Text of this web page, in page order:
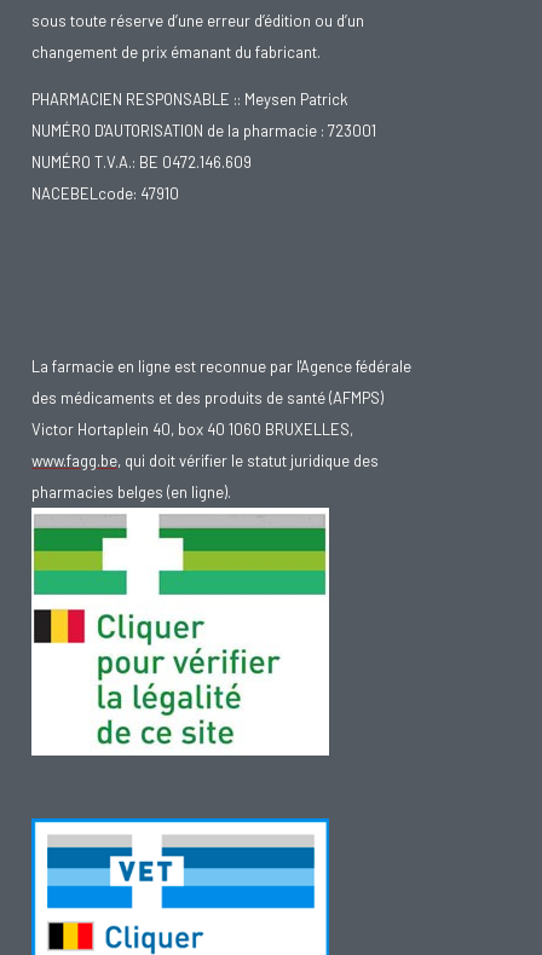
sous toute réserve d’une erreur d’édition ou d’un
changement de prix émanant du fabricant.
PHARMACIEN RESPONSABLE :: Meysen Patrick
NUMÉRO D'AUTORISATION de la pharmacie : 723001
NUMÉRO T.V.A.: BE 0472.146.609
NACEBELcode: 47910
La farmacie en ligne est reconnue par l'Agence fédérale
des médicaments et des produits de santé (AFMPS)
Victor Hortaplein 40, box 40 1060 BRUXELLES,
www.fagg.be, qui doit vérifier le statut juridique des
pharmacies belges (en ligne).